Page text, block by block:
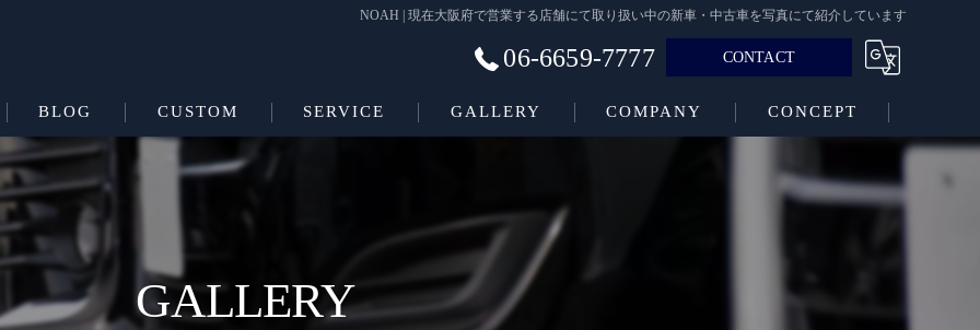
NOAH | 現在大阪府で営業する店舗にて取り扱い中の新車・中古車を写真にて紹介しています
06-6659-7777 CONTACT
BLOG CUSTOM SERVICE GALLERY COMPANY CONCEPT
GALLERY